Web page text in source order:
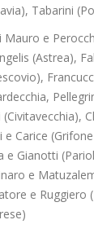
Tabarini
Mauro e
(Astrea),
Carice
e Gianotti
e
e Ruggiero